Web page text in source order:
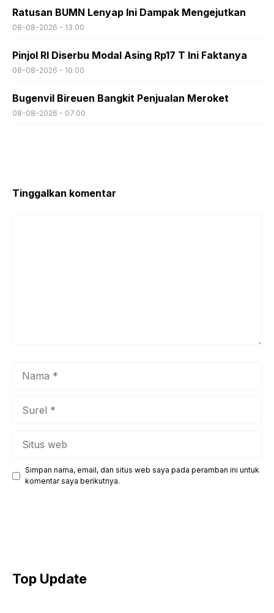
Ratusan BUMN Lenyap Ini Dampak Mengejutkan
08-08-2026 - 13.00
Pinjol RI Diserbu Modal Asing Rp17 T Ini Faktanya
08-08-2026 - 10.00
Bugenvil Bireuen Bangkit Penjualan Meroket
08-08-2026 - 07.00
Tinggalkan komentar
Simpan nama, email, dan situs web saya pada peramban ini untuk
komentar saya berikutnya.
Top Update